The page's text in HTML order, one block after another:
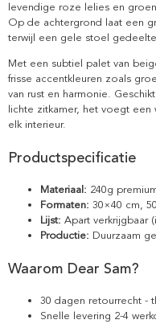
levendige roze lelies en
Op de achtergrond laat een
terwijl een gele stoel
Met een subtiel palet van
frisse accentkleuren zoals
van rust en harmonie.
lichte zitkamer, het voegt
elk interieur.
Productspecificatie
Materiaal: 240g
Formaten: 30×40 cm,
Lijst: Apart verkrijgbaar
Productie: Duurzaam
Waarom Dear Sam?
30 dagen retourrecht -
Snelle levering 2-4